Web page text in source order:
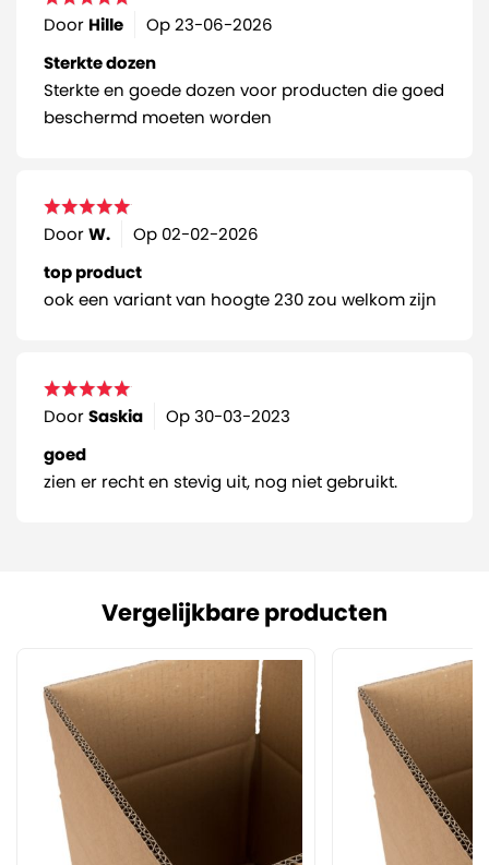
Door Hille Op23-06-2026
Sterkte dozen
Sterkte en goede dozen voor producten die goed
beschermd moeten worden
DoorW. Op 02-02-2026
top product
ook een variant van hoogte 230 zou welkom zijn
DoorSaskia Op30-03-2023
goed
zien er recht en stevig uit, nog niet gebruikt.
Vergelijkbare producten